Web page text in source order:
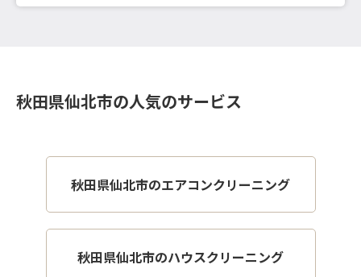
秋田県仙北市の人気のサービス
秋田県仙北市のエアコンクリーニング
秋田県仙北市のハウスクリーニング